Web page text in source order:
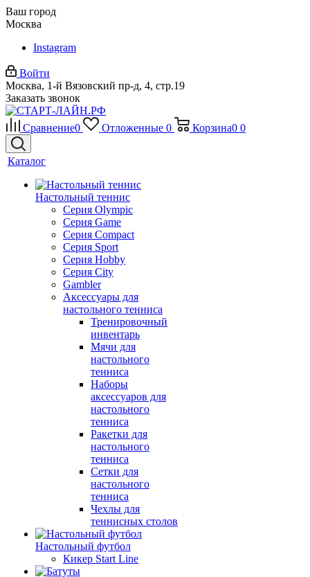
Ваш город
Москва
Instagram
Войти
Москва, 1-й Вязовский пр-д, 4, стр.19
Заказать звонок
Сравнение0 Отложенные 0 Корзина0 0
Каталог
Настольный теннис
Серия Olympic
Серия Game
Серия Compact
Серия Sport
Серия Hobby
Серия City
Gambler
Аксессуары для
настольного тенниса
Тренировочный
инвентарь
Мячи для
настольного
тенниса
Наборы
аксессуаров для
настольного
тенниса
Ракетки для
настольного
тенниса
Сетки для
настольного
тенниса
Чехлы для
теннисных столов
Настольный футбол
Кикер Start Line